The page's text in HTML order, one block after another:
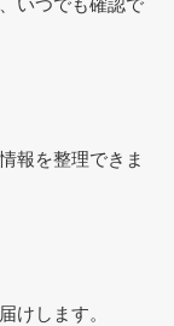
いつでも確認で
報を整理できま
けします。